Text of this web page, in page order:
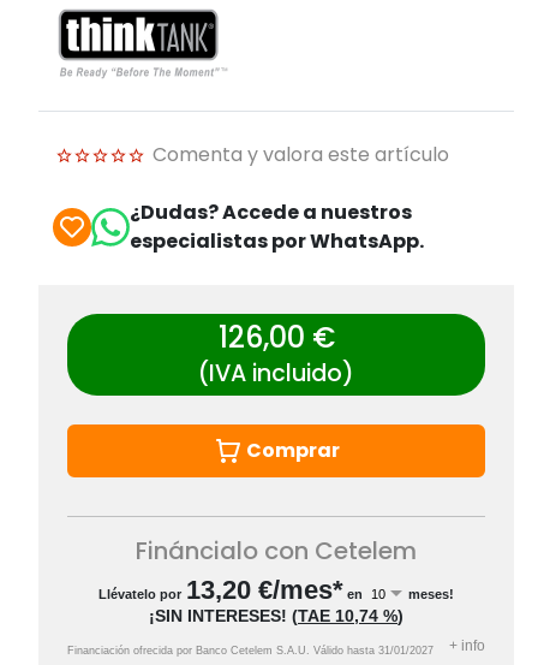
Comenta y valora este artículo
¿Dudas? Accede a nuestros
especialistas por WhatsApp.
126,00 €
(IVA incluido)
Comprar
Fináncialo con Cetelem
Llévatelo por 13,20 €/mes* en meses!
¡SIN INTERESES! (TAE 10,74 %)
Financiación ofrecida por Banco Cetelem S.A.U. Válido hasta 31/01/2027 + info